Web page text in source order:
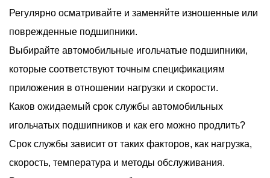
Регулярно осматривайте и заменяйте изношенные или
поврежденные подшипники.
Выбирайте автомобильные игольчатые подшипники,
которые соответствуют точным спецификациям
приложения в отношении нагрузки и скорости.
Каков ожидаемый срок службы автомобильных
игольчатых подшипников и как его можно продлить?
Срок службы зависит от таких факторов, как нагрузка,
скорость, температура и методы обслуживания.